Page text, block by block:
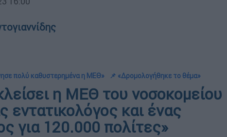
πολύ καθυστερημένα η ΜΕΘ» 📌 «Δρομολογήθηκε το θέμα»
η ΜΕΘ του νοσοκομείου
εντατικολόγος και ένας
για 120.000 πολίτες»